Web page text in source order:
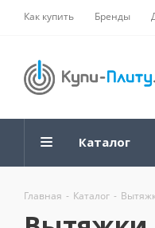
Как купить Бренды
Каталог
Главная - Каталог -